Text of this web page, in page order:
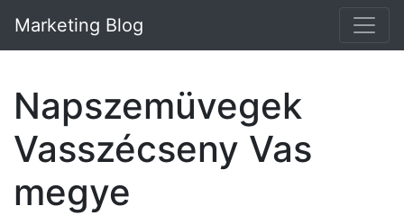
Marketing Blog
Napszemüvegek
Vasszécseny Vas
megye